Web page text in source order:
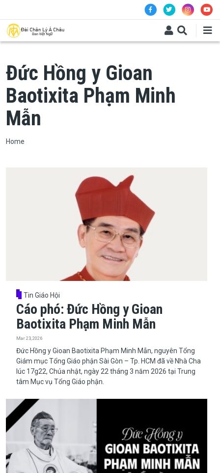
Đức Hồng y Gioan
Baotixita Phạm Minh
Mẫn
Breadcrumb
Home
Tin Giáo Hội
Cáo phó: Đức Hồng y Gioan
Baotixita Phạm Minh Mẫn
Mar 23, 2026
Đức Hồng y Gioan Baotixita Phạm Minh Mẫn, nguyên Tổng
Giám mục Tổng Giáo phận Sài Gòn – Tp. HCM đã về Nhà Cha
lúc 17g22, Chúa nhật, ngày 22 tháng 3 năm 2026 tại Trung
tâm Mục vụ Tổng Giáo phận.